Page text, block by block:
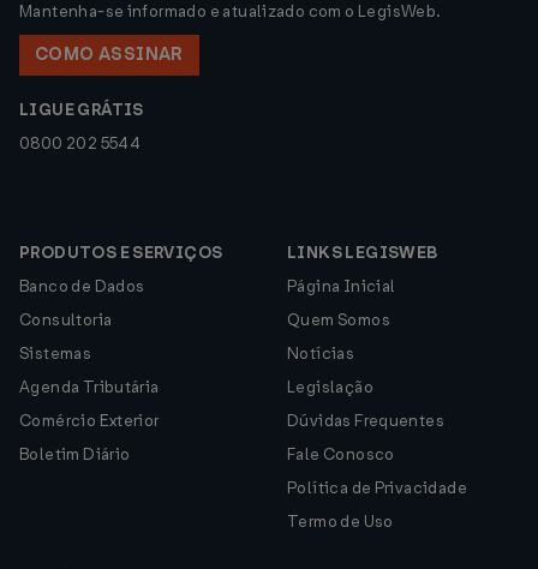
Mantenha-se informado e atualizado com o LegisWeb.
COMO ASSINAR
LIGUE GRÁTIS
0800 202 5544
PRODUTOS E SERVIÇOS
Banco de Dados
Consultoria
Sistemas
Agenda Tributária
Comércio Exterior
Boletim Diário
LINKS LEGISWEB
Página Inicial
Quem Somos
Notícias
Legislação
Dúvidas Frequentes
Fale Conosco
Política de Privacidade
Termo de Uso